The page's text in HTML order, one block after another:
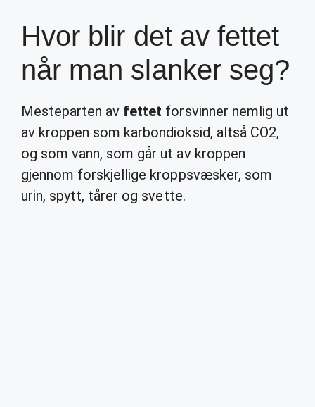
Hvor blir det av fettet
når man slanker seg?
Mesteparten av fettet forsvinner nemlig ut
av kroppen som karbondioksid, altså CO2,
og som vann, som går ut av kroppen
gjennom forskjellige kroppsvæsker, som
urin, spytt, tårer og svette.